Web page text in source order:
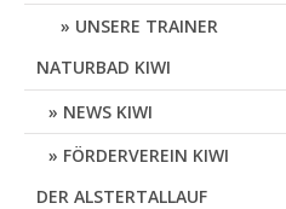
UNSERE TRAINER
NATURBAD KIWI
NEWS KIWI
FÖRDERVEREIN KIWI
DER ALSTERTALLAUF